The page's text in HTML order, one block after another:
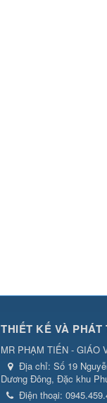
THIẾT KẾ VÀ PHÁT
MR PHẠM TIẾN - GIÁO
Địa chỉ: Số 19
Dương Đông, Đặc khu
Điện thoại: